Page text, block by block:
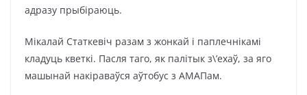
адразу прыбіраюць.
Мікалай Статкевіч разам з жонкай і паплечнікамі
кладуць кветкі. Пасля таго, як палітык з\’ехаў, за яго
машынай накіраваўся аўтобус з АМАПам.